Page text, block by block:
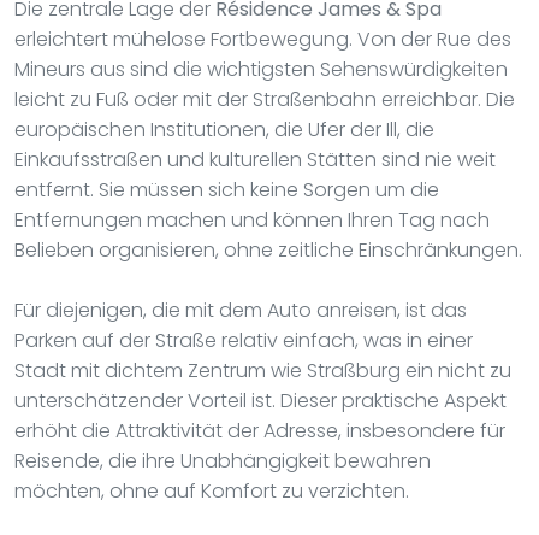
Die zentrale Lage der Résidence James & Spa
erleichtert mühelose Fortbewegung. Von der Rue des
Mineurs aus sind die wichtigsten Sehenswürdigkeiten
leicht zu Fuß oder mit der Straßenbahn erreichbar. Die
europäischen Institutionen, die Ufer der Ill, die
Einkaufsstraßen und kulturellen Stätten sind nie weit
entfernt. Sie müssen sich keine Sorgen um die
Entfernungen machen und können Ihren Tag nach
Belieben organisieren, ohne zeitliche Einschränkungen.
Für diejenigen, die mit dem Auto anreisen, ist das
Parken auf der Straße relativ einfach, was in einer
Stadt mit dichtem Zentrum wie Straßburg ein nicht zu
unterschätzender Vorteil ist. Dieser praktische Aspekt
erhöht die Attraktivität der Adresse, insbesondere für
Reisende, die ihre Unabhängigkeit bewahren
möchten, ohne auf Komfort zu verzichten.